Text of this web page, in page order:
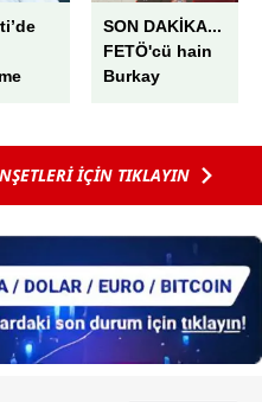
SON DAKİKA...
FETÖ'cü hain
Burkay
Alanur
Karatepe
kaçmasına
yardım ettiği
edilmişti!
İÇİN TIKLAYIN